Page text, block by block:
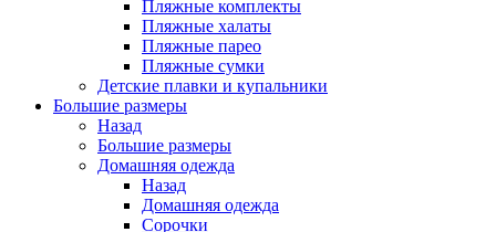
Пляжные комплекты
Пляжные халаты
Пляжные парео
Пляжные сумки
Детские плавки и купальники
Большие размеры
Назад
Большие размеры
Домашняя одежда
Назад
Домашняя одежда
Сорочки